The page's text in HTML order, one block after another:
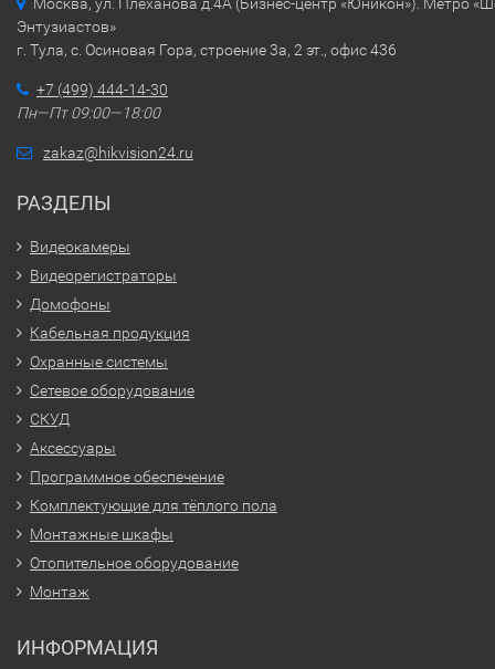
Энтузиастов»
г. Тула, с. Осиновая Гора, строение 3а, 2 эт., офис 436
+7 (499) 444-14-30
Пн—Пт 09:00—18:00
zakaz@hikvision24.ru
РАЗДЕЛЫ
Видеокамеры
Видеорегистраторы
Домофоны
Кабельная продукция
Охранные системы
Сетевое оборудование
СКУД
Аксессуары
Программное обеспечение
Комплектующие для тёплого пола
Монтажные шкафы
Отопительное оборудование
Монтаж
ИНФОРМАЦИЯ